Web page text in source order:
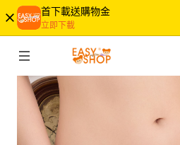
首下載送購物金
立即下載